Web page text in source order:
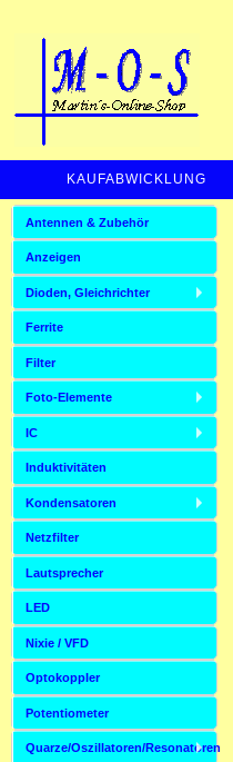
KAUFABWICKLUNG
ZAHLUNGSARTEN
Antennen & Zubehör
Anzeigen
Dioden, Gleichrichter
Ferrite
Filter
Foto-Elemente
IC
Induktivitäten
Kondensatoren
Netzfilter
Lautsprecher
LED
Nixie / VFD
Optokoppler
Potentiometer
Quarze/Oszillatoren/Resonatoren